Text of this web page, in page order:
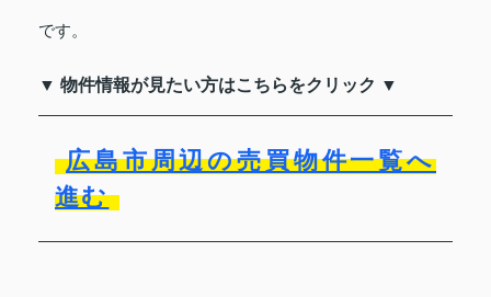
です。
▼ 物件情報が見たい方はこちらをクリック ▼
広島市周辺の売買物件一覧へ
進む